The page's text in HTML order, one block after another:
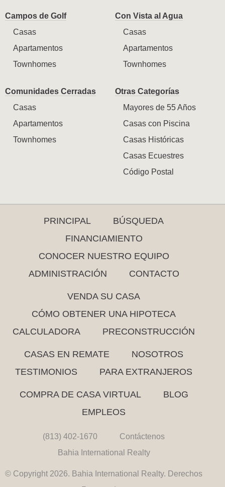
Campos de Golf
Casas
Apartamentos
Townhomes
Con Vista al Agua
Casas
Apartamentos
Townhomes
Comunidades Cerradas
Casas
Apartamentos
Townhomes
Otras Categorías
Mayores de 55 Años
Casas con Piscina
Casas Históricas
Casas Ecuestres
Código Postal
PRINCIPAL
BÚSQUEDA
FINANCIAMIENTO
CONOCER NUESTRO EQUIPO
ADMINISTRACIÓN
CONTACTO
VENDA SU CASA
CÓMO OBTENER UNA HIPOTECA
CALCULADORA
PRECONSTRUCCIÓN
CASAS EN REMATE
NOSOTROS
TESTIMONIOS
PARA EXTRANJEROS
COMPRA DE CASA VIRTUAL
BLOG
EMPLEOS
(813) 402-1670
Contáctenos
Bahia International Realty
© Copyright 2026. Bahia International Realty. Derechos